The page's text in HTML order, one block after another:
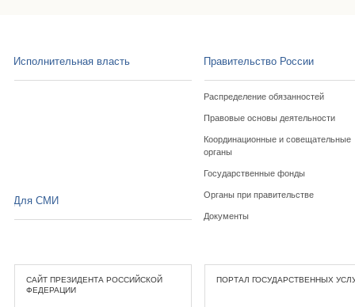
Исполнительная власть Правительство России
Распределение обязанностей
Правовые основы деятельности
Координационные и совещательные
органы
Государственные фонды
Органы при правительстве
Документы
Для СМИ
САЙТ ПРЕЗИДЕНТА РОССИЙСКОЙ
ФЕДЕРАЦИИ
ПОРТАЛ ГОСУДАРСТВЕННЫХ